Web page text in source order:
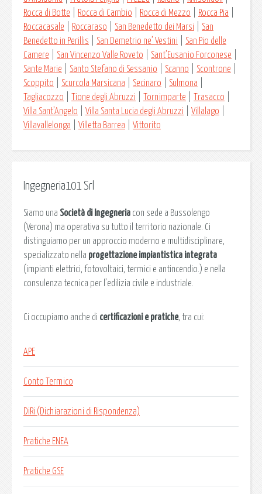
Ingegneria101 Srl
Siamo una Società di Ingegneria con sede a Bussolengo
(Verona) ma operativa su tutto il territorio nazionale. Ci
distinguiamo per un approccio moderno e multidisciplinare,
specializzato nella progettazione impiantistica integrata
(impianti elettrici, fotovoltaici, termici e antincendio.) e nella
consulenza tecnica per l’edilizia civile e industriale.
Ci occupiamo anche di certificazioni e pratiche, tra cui:
APE
Conto Termico
DiRi (Dichiarazioni di Rispondenza)
Pratiche ENEA
Pratiche GSE
Rocca di Botte
Rocca di Cambio Rocca di Mezzo Rocca Pia
Roccacasale
Roccaraso San Benedetto dei Marsi
San
Benedetto in Perillis
San Demetrio ne’ Vestini
San Pio delle
Camere
San Vincenzo Valle Roveto Sant’Eusanio Forconese
Sante Marie
Santo Stefano di Sessanio Scanno Scontrone
Scoppito
Scurcola Marsicana Secinaro Sulmona
Tagliacozzo
Tione degli Abruzzi Tornimparte Trasacco
Villa Sant’Angelo
Villa Santa Lucia degli Abruzzi Villalago
Villavallelonga
Villetta Barrea Vittorito